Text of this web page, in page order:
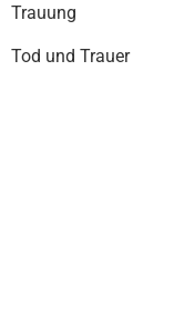
Trauung
Tod und Trauer